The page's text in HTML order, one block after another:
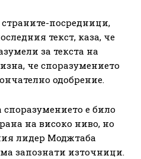
посредници,
текст, каза, че
за текста на
че споразумението
одобрение.
е било
на високо ниво, но
лидер Моджтаба
запознати източници.